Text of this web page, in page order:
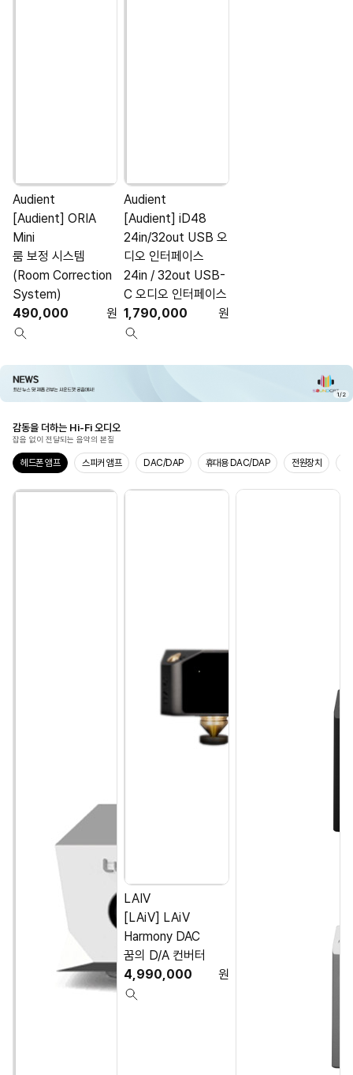
Audient
[Audient] ORIA
Mini
룸 보정 시스템
(Room Correction
System)
490,000
원
Audient
[Audient] iD48
24in/32out USB 오
디오 인터페이스
24in / 32out USB-
C 오디오 인터페이스
1,790,000
원
1/2
감동을 더하는 Hi-Fi 오디오
잡음 없이 전달되는 음악의 본질
헤드폰 앰프 스피커 앰프 DAC/DAP 휴대용 DAC/DAP 전원장치
LAIV
[LAiV] LAiV
Harmony DAC
꿈의 D/A 컨버터
4,990,000
원